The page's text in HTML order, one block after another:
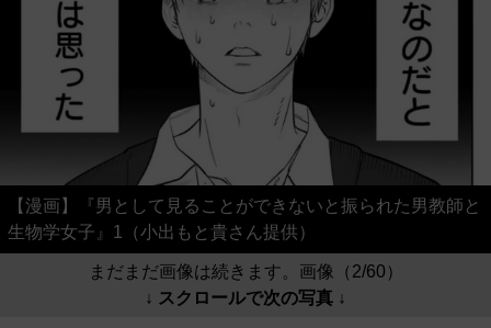
【漫画】『男として見ることができないと振られた男教師と
生物学女子』1（小出もと貴さん提供）
まだまだ画像は続きます。画像（2/60）
↓ スクロールで次の写真 ↓